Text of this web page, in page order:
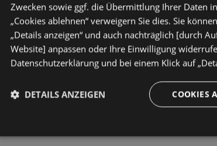
Zwecken sowie ggf. die Übermittlung Ihrer Daten
„Cookies ablehnen“ verweigern Sie dies. Sie
„Details anzeigen“ und auch nachträglich [durch
Website] anpassen oder Ihre Einwilligung
Datenschutzerklärung und bei einem Klick auf
COOKIES
DETAILS ANZEIGEN